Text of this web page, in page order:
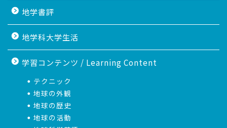
地学書評
地学科大学生活
学習コンテンツ / Learning Content
テクニック
地球の外観
地球の歴史
地球の活動